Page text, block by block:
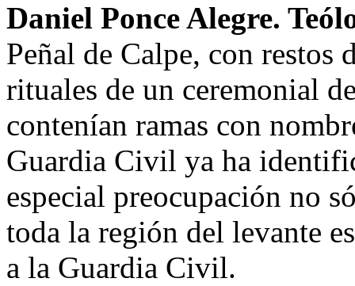
Daniel Ponce Alegre.
Peñal de Calpe, con restos
rituales de un ceremonial
contenían ramas con
Guardia Civil ya ha
especial preocupación no
toda la región del levante
a la Guardia Civil.